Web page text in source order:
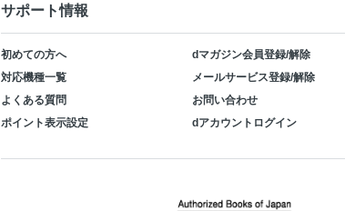
サポート情報
初めての方へ
dマガジン会員登録/解除
対応機種一覧
メールサービス登録/解除
よくある質問
お問い合わせ
ポイント表示設定
dアカウントログイン